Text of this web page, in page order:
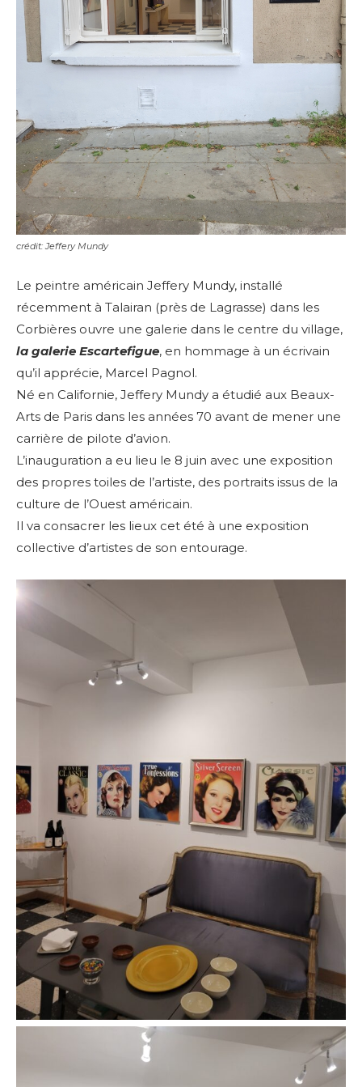
crédit: Jeffery Mundy
Le peintre américain Jeffery Mundy, installé
récemment à Talairan (près de Lagrasse) dans les
Corbières ouvre une galerie dans le centre du village,
la galerie Escartefigue, en hommage à un écrivain
qu’il apprécie, Marcel Pagnol.
Né en Californie, Jeffery Mundy a étudié aux Beaux-
Arts de Paris dans les années 70 avant de mener une
carrière de pilote d’avion.
L’inauguration a eu lieu le 8 juin avec une exposition
des propres toiles de l’artiste, des portraits issus de la
culture de l’Ouest américain.
Il va consacrer les lieux cet été à une exposition
collective d’artistes de son entourage.